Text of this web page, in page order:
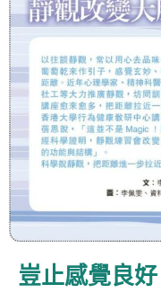
豈止感覺良